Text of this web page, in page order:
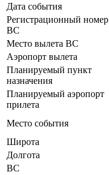
Дата события
Регистрационный номер
ВС
Место вылета ВС
Аэропорт вылета
Планируемый пункт
назначения
Планируемый аэропорт
прилета
Место события
Широта
Долгота
ВС